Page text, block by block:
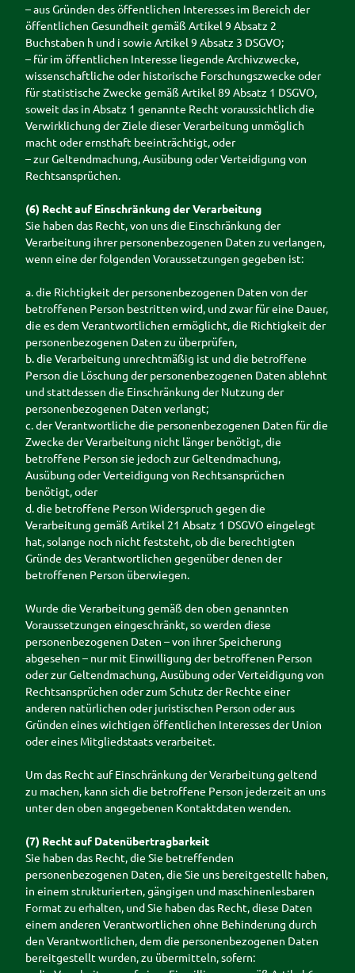
– aus Gründen des öffentlichen Interesses im Bereich der
öffentlichen Gesundheit gemäß Artikel 9 Absatz 2
Buchstaben h und i sowie Artikel 9 Absatz 3 DSGVO;
– für im öffentlichen Interesse liegende Archivzwecke,
wissenschaftliche oder historische Forschungszwecke oder
für statistische Zwecke gemäß Artikel 89 Absatz 1 DSGVO,
soweit das in Absatz 1 genannte Recht voraussichtlich die
Verwirklichung der Ziele dieser Verarbeitung unmöglich
macht oder ernsthaft beeinträchtigt, oder
– zur Geltendmachung, Ausübung oder Verteidigung von
Rechtsansprüchen.
(6) Recht auf Einschränkung der Verarbeitung
Sie haben das Recht, von uns die Einschränkung der
Verarbeitung ihrer personenbezogenen Daten zu verlangen,
wenn eine der folgenden Voraussetzungen gegeben ist:
a. die Richtigkeit der personenbezogenen Daten von der
betroffenen Person bestritten wird, und zwar für eine Dauer,
die es dem Verantwortlichen ermöglicht, die Richtigkeit der
personenbezogenen Daten zu überprüfen,
b. die Verarbeitung unrechtmäßig ist und die betroffene
Person die Löschung der personenbezogenen Daten ablehnt
und stattdessen die Einschränkung der Nutzung der
personenbezogenen Daten verlangt;
c. der Verantwortliche die personenbezogenen Daten für die
Zwecke der Verarbeitung nicht länger benötigt, die
betroffene Person sie jedoch zur Geltendmachung,
Ausübung oder Verteidigung von Rechtsansprüchen
benötigt, oder
d. die betroffene Person Widerspruch gegen die
Verarbeitung gemäß Artikel 21 Absatz 1 DSGVO eingelegt
hat, solange noch nicht feststeht, ob die berechtigten
Gründe des Verantwortlichen gegenüber denen der
betroffenen Person überwiegen.
Wurde die Verarbeitung gemäß den oben genannten
Voraussetzungen eingeschränkt, so werden diese
personenbezogenen Daten – von ihrer Speicherung
abgesehen – nur mit Einwilligung der betroffenen Person
oder zur Geltendmachung, Ausübung oder Verteidigung von
Rechtsansprüchen oder zum Schutz der Rechte einer
anderen natürlichen oder juristischen Person oder aus
Gründen eines wichtigen öffentlichen Interesses der Union
oder eines Mitgliedstaats verarbeitet.
Um das Recht auf Einschränkung der Verarbeitung geltend
zu machen, kann sich die betroffene Person jederzeit an uns
unter den oben angegebenen Kontaktdaten wenden.
(7) Recht auf Datenübertragbarkeit
Sie haben das Recht, die Sie betreffenden
personenbezogenen Daten, die Sie uns bereitgestellt haben,
in einem strukturierten, gängigen und maschinenlesbaren
Format zu erhalten, und Sie haben das Recht, diese Daten
einem anderen Verantwortlichen ohne Behinderung durch
den Verantwortlichen, dem die personenbezogenen Daten
bereitgestellt wurden, zu übermitteln, sofern: